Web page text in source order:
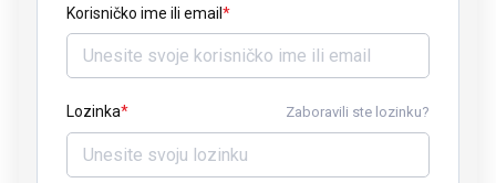
Korisničko ime ili email
Lozinka Zaboravili ste lozinku?